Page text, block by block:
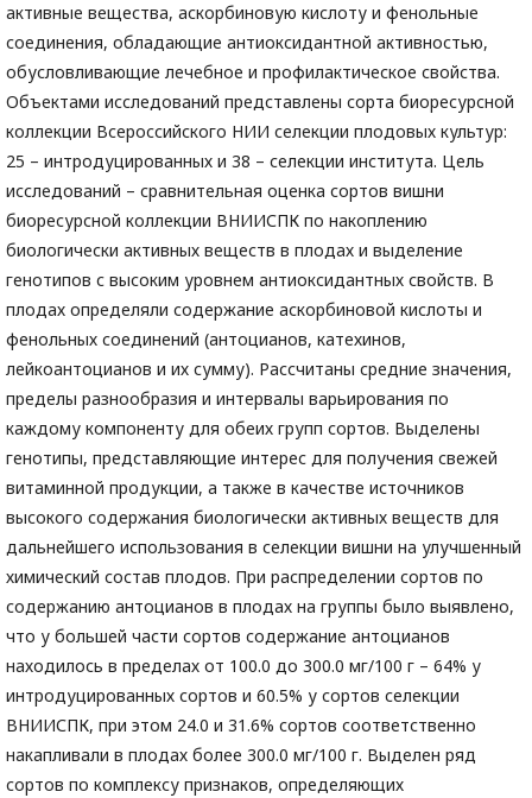
активные вещества, аскорбиновую кислоту и фенольные
соединения, обладающие антиоксидантной активностью,
обусловливающие лечебное и профилактическое свойства.
Объектами исследований представлены сорта биоресурсной
коллекции Всероссийского НИИ селекции плодовых культур:
25 – интродуцированных и 38 – селекции института. Цель
исследований – сравнительная оценка сортов вишни
биоресурсной коллекции ВНИИСПК по накоплению
биологически активных веществ в плодах и выделение
генотипов с высоким уровнем антиоксидантных свойств. В
плодах определяли содержание аскорбиновой кислоты и
фенольных соединений (антоцианов, катехинов,
лейкоантоцианов и их сумму). Рассчитаны средние значения,
пределы разнообразия и интервалы варьирования по
каждому компоненту для обеих групп сортов. Выделены
генотипы, представляющие интерес для получения свежей
витаминной продукции, а также в качестве источников
высокого содержания биологически активных веществ для
дальнейшего использования в селекции вишни на улучшенный
химический состав плодов. При распределении сортов по
содержанию антоцианов в плодах на группы было выявлено,
что у большей части сортов содержание антоцианов
находилось в пределах от 100.0 до 300.0 мг/100 г – 64% у
интродуцированных сортов и 60.5% у сортов селекции
ВНИИСПК, при этом 24.0 и 31.6% сортов соответственно
накапливали в плодах более 300.0 мг/100 г. Выделен ряд
сортов по комплексу признаков, определяющих